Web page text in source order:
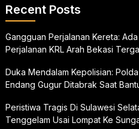
Recent Posts
Gangguan Perjalanan Kereta:
Perjalanan KRL Arah Bekasi
Duka Mendalam Kepolisian:
Endang Gugur Ditabrak Saat
Peristiwa Tragis Di Sulawesi
Tenggelam Usai Lompat Ke